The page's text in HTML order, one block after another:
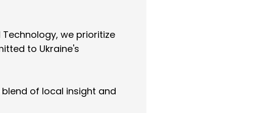
Technology, we prioritize
to Ukraine's
of local insight and